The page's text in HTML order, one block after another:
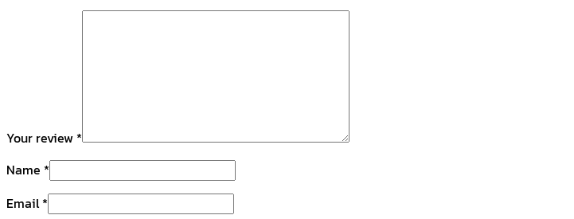
Your review *
Name *
Email*